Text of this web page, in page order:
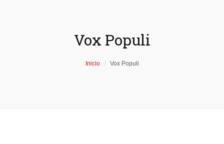
Vox Populi
Inicio Vox Populi